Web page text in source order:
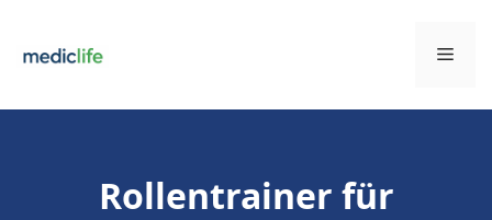
springen
Rollentrainer für